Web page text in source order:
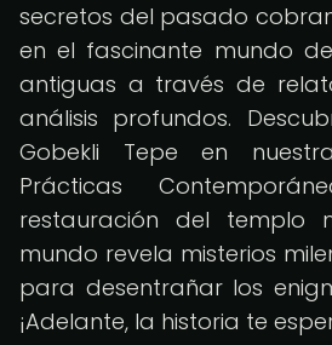
secretos del pasado
en el fascinante mundo
antiguas a través de
análisis profundos.
Gobekli Tepe en
Prácticas
restauración del templo
mundo revela misterios
para desentrañar los
¡Adelante, la historia te